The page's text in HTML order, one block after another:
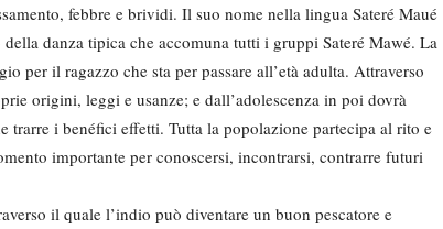
febbre e brividi. Il suo nome nella lingua Sateré Maué
danza tipica che accomuna tutti i gruppi Sateré Mawé. La
per il ragazzo che sta per passare all’età adulta. Attraverso
origini, leggi e usanze; e dall’adolescenza in poi dovrà
trarre i benéfici effetti. Tutta la popolazione partecipa al rito e
importante per conoscersi, incontrarsi, contrarre futuri
il quale l’indio può diventare un buon pescatore e